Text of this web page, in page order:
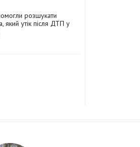
розшукати
який утік після ДТП у